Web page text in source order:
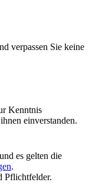
verpassen Sie keine
Kenntnis
einverstanden.
es gelten die
.
Pflichtfelder.